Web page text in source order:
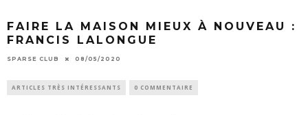
FAIRE LA MAISON MIEUX À NOUVEAU :
FRANCIS LALONGUE
SPARSE CLUB 08/05/2020
ARTICLES TRÈS INTÉRESSANTS 0 COMMENTAIRE